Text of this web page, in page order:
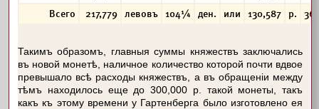
Всего
217,779 левовъ 104¼ ден. или 130,587 р.
Такимъ образомъ, главныя суммы княжествъ заключались
въ новой монетѣ, наличное количество которой почти вдвое
превышало всѣ расходы княжествъ, а въ обращеніи между
тѣмъ находилось еще до 300,000 р. такой монеты, такъ
какъ къ этому времени у Гартенберга было изготовлено ея